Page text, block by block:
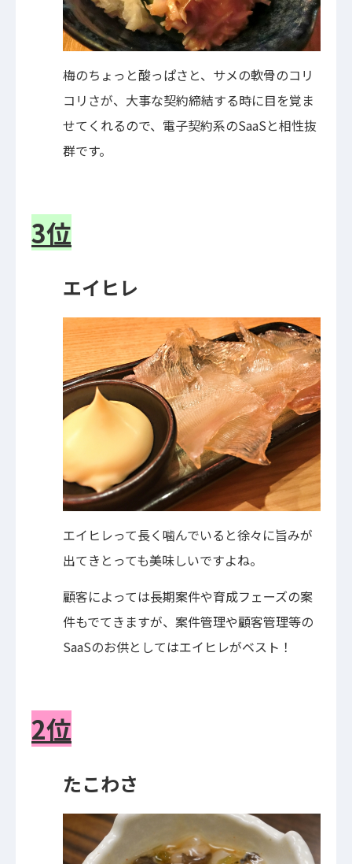
梅のちょっと酸っぱさと、サメの軟骨のコリ
コリさが、大事な契約締結する時に目を覚ま
せてくれるので、電子契約系のSaaSと相性抜
群です。
3位
エイヒレ
エイヒレって長く噛んでいると徐々に旨みが
出てきとっても美味しいですよね。
顧客によっては長期案件や育成フェーズの案
件もでてきますが、案件管理や顧客管理等の
SaaSのお供としてはエイヒレがベスト！
2位
たこわさ